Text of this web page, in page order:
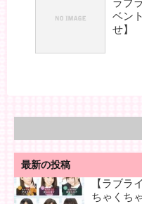
ラブ
ベン
せ】
最新の投稿
【ラブラ
ちゃくち